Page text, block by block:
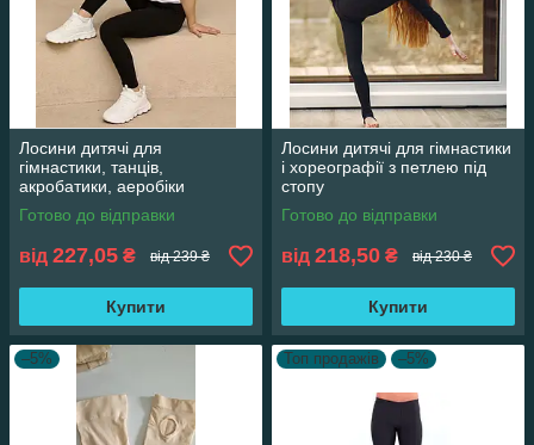
Лосини дитячі для
гімнастики, танців,
акробатики, аеробіки
Готово до відправки
від 227,05 ₴ від 239 ₴
Купити
Лосини дитячі для гімнастики
і хореографії з петлею під
стопу
Готово до відправки
від 218,50 ₴ від 230 ₴
Купити
–5% Топ продажів –5%